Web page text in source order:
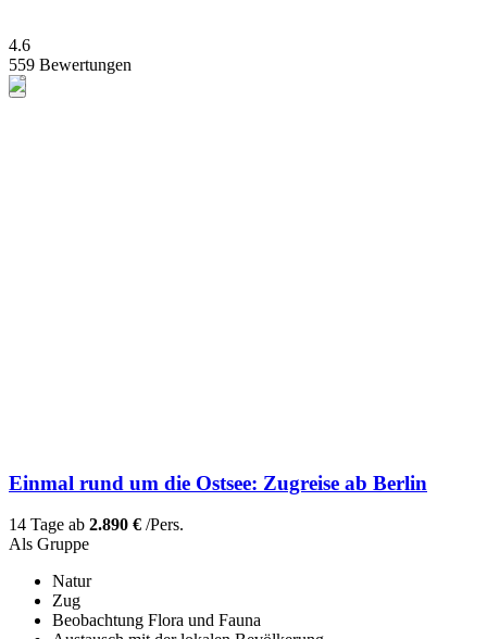
4.6
559 Bewertungen
Einmal rund um die Ostsee: Zugreise ab Berlin
14 Tage ab 2.890 € /Pers.
Als Gruppe
Natur
Zug
Beobachtung Flora und Fauna